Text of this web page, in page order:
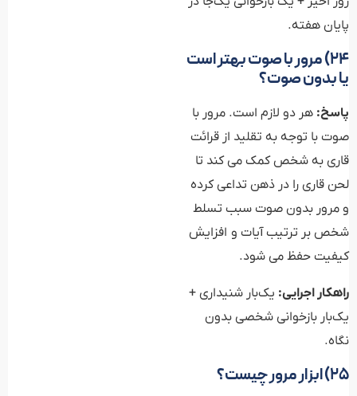
پایان هفته.
۲۴) مرور با صوت بهتر است
یا بدون صوت؟
پاسخ: هر دو لازم است. مرور با
صوت با توجه به تقلید از قرائت
قاری به شخص کمک می کند تا
لحن قاری را در ذهن تداعی کرده
و مرور بدون صوت سبب تسلط
شخص بر ترتیب آیات و افزایش
کیفیت حفظ می شود.
راهکار اجرایی: یک‌بار شنیداری +
یک‌بار بازخوانی شخصی بدون
نگاه.
۲۵) ابزار مرور چیست؟